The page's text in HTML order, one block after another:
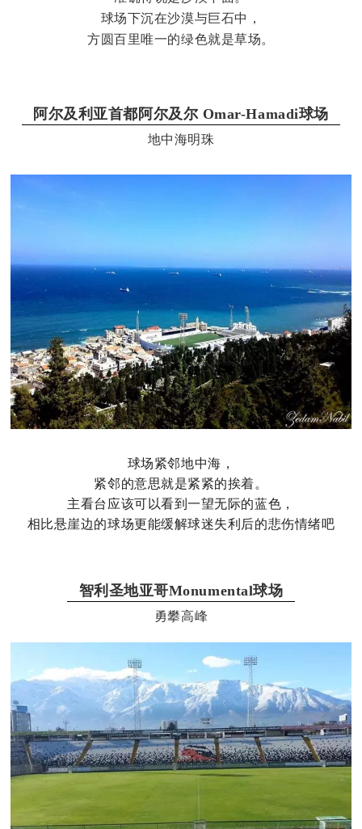
球场下沉在沙漠与巨石中，
方圆百里唯一的绿色就是草场。
阿尔及利亚首都阿尔及尔 Omar-Hamadi球场
地中海明珠
球场紧邻地中海，
紧邻的意思就是紧紧的挨着。
主看台应该可以看到一望无际的蓝色，
相比悬崖边的球场更能缓解球迷失利后的悲伤情绪吧
智利圣地亚哥Monumental球场
勇攀高峰